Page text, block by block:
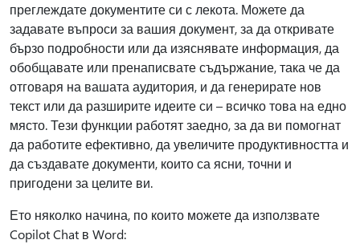
преглеждате документите си с лекота. Можете да
задавате въпроси за вашия документ, за да откривате
бързо подробности или да изяснявате информация, да
обобщавате или пренаписвате съдържание, така че да
отговаря на вашата аудитория, и да генерирате нов
текст или да разширите идеите си – всичко това на едно
място. Тези функции работят заедно, за да ви помогнат
да работите ефективно, да увеличите продуктивността и
да създавате документи, които са ясни, точни и
пригодени за целите ви.
Ето няколко начина, по които можете да използвате
Copilot Chat в Word: